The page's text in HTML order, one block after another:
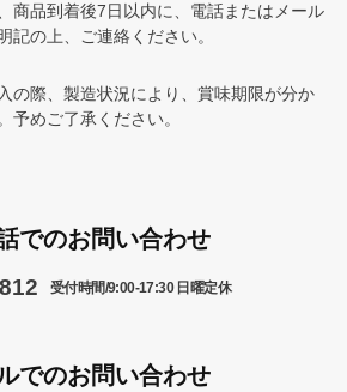
商品到着後7日以内に、電話またはメール
記の上、ご連絡ください。
の際、製造状況により、賞味期限が分か
予めご了承ください。
でのお問い合わせ
受付時間/9:00-17:30 日曜定休
でのお問い合わせ